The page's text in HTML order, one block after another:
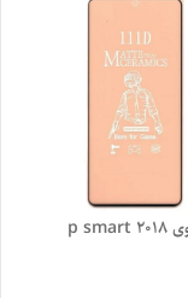
گلس هوآوی p smart 2018